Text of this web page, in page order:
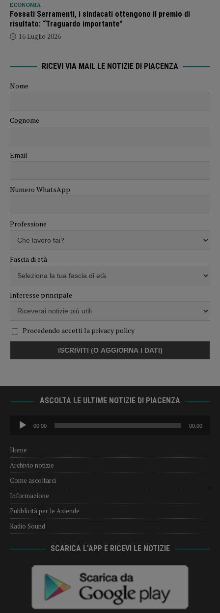
ECONOMIA
Fossati Serramenti, i sindacati ottengono il premio di
risultato: “Traguardo importante”
16 Luglio 2026
RICEVI VIA MAIL LE NOTIZIE DI PIACENZA
Nome
Cognome
Email
Numero WhatsApp
Professione
Fascia di età
Interesse principale
Procedendo accetti la privacy policy
ASCOLTA LE ULTIME NOTIZIE DI PIACENZA
Audio
Player
00:00 00:00
Home
Archivio notizie
Come ascoltarci
Informazione
Pubblicità per le Aziende
Radio Sound
SCARICA L’APP E RICEVI LE NOTIZIE